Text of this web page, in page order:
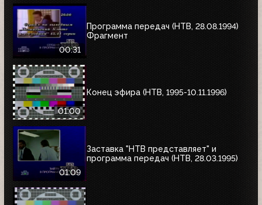
00:31
Программа передач (НТВ, 28.08.1994)
Фрагмент
01:00
Конец эфира (НТВ, 1995-10.11.1996)
01:09
Заставка "НТВ представляет" и
программа передач (НТВ, 28.03.1995)